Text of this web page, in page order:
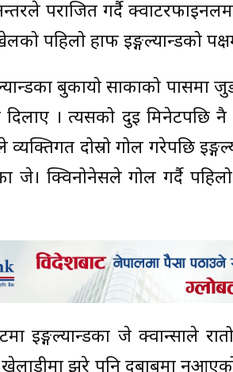
पराजित गर्दै
पहिलो हाफ इङ्गल्यान्डको
बुकायो साकाको
दिलाए । त्यसको दुई मिनेटपछि
दोस्रो गोल गरेपछि
जे। क्विनोनेसले गोल गर्दै
इङ्गल्यान्डका जे क्वान्साले